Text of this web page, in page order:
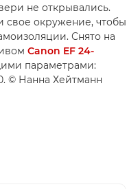
не открывались.
свое окружение, чтобы
Снято на
Canon EF 24-
параметрами:
© Нанна Хейтманн